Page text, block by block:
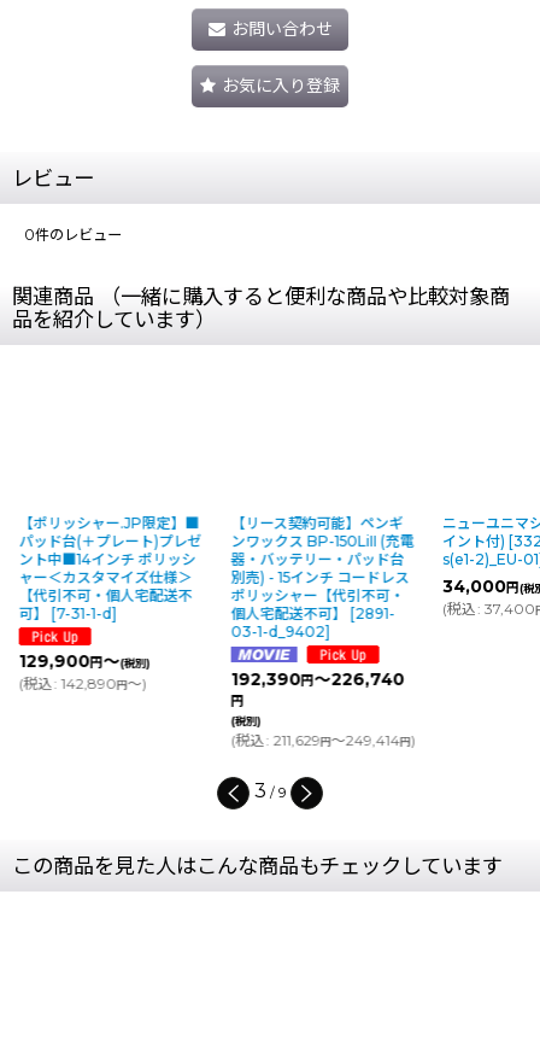
お問い合わせ
お気に入り登録
レビュー
0件のレビュー
関連商品 （一緒に購入すると便利な商品や比較対象商
品を紹介しています）
【ポリッシャー.JP限定】■
パッド台(＋プレート)プレゼ
ント中■14インチ ポリッシ
ャー＜カスタマイズ仕様＞
【代引不可・個人宅配送不
可】
[7-31-1-d]
129,900円～(税別)
(税込: 142,890円～)
【リース契約可能】ペンギ
ンワックス BP-150LiII (充電
器・バッテリー・パッド台
別売) - 15インチ コードレス
ポリッシャー【代引不可・
個人宅配送不可】
[2891-
03-1-d_9402]
192,390円～226,740
円
(税別)
(税込: 211,629円～249,414円)
ニューユニマ
イント付) [
s(e1-2)_EU-01
34,000円(税
(税込: 37,400
3 / 9
この商品を見た人はこんな商品もチェックしています